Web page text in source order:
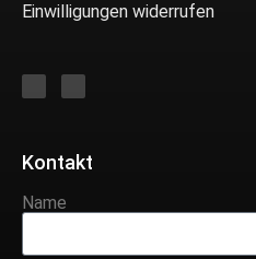
Einwilligungen widerrufen
Kontakt
Name